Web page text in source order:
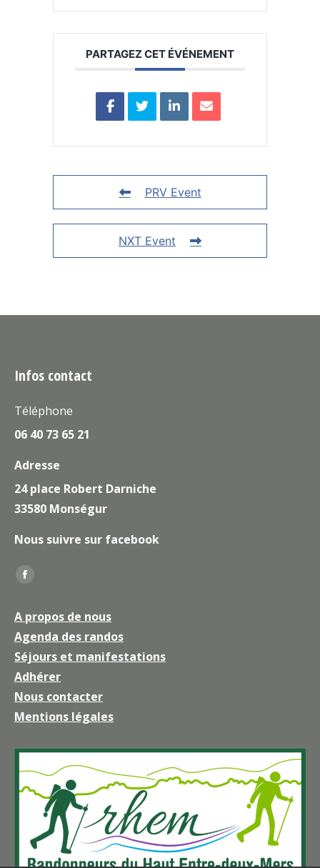
PARTAGEZ CET ÉVÉNEMENT
PRV Event
NXT Event
Infos contact
Téléphone
06 40 73 65 21
Adresse
24 place Robert Darniche
33580 Monségur
Nous suivre sur facebook
Trouvez nous sur :
La
Facebook
s'ouvre
dans
une
nouvelle
fenêtre
A propos de nous
Agenda des randos
Séjours et manifestations
Adhérer
Nous contacter
Mentions légales